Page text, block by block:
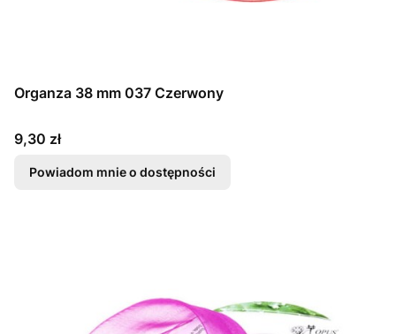
Organza 38 mm 037 Czerwony
Cena
9,30 zł
Powiadom mnie o dostępności